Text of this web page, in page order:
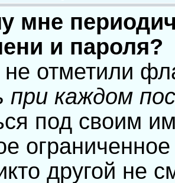
мне
и пароля?
отметили
при каждом
под своим
другой не